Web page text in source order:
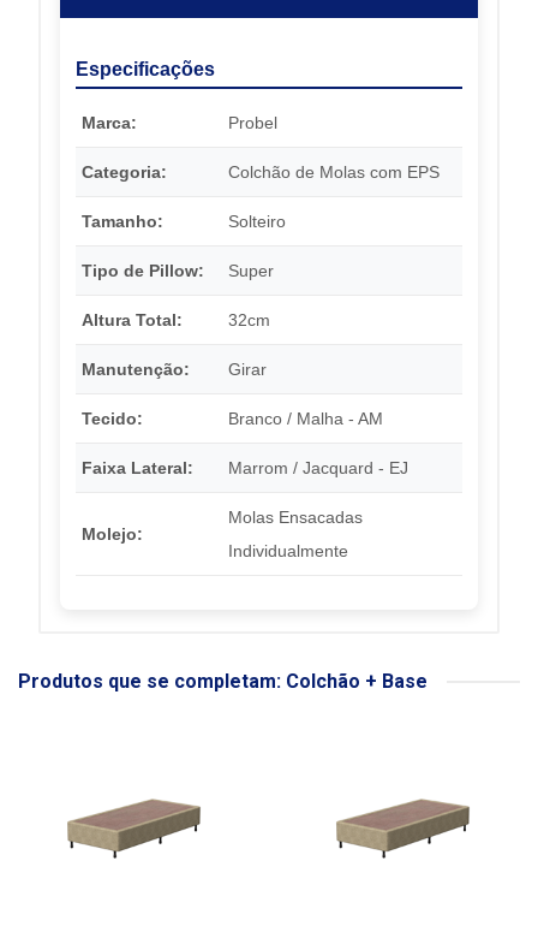
Especificações
Marca: Probel
Categoria: Colchão de Molas com EPS
Tamanho: Solteiro
Tipo de Pillow: Super
Altura Total: 32cm
Manutenção: Girar
Tecido: Branco / Malha - AM
Faixa Lateral: Marrom / Jacquard - EJ
Molejo:
Molas Ensacadas
Individualmente
Produtos que se completam: Colchão + Base